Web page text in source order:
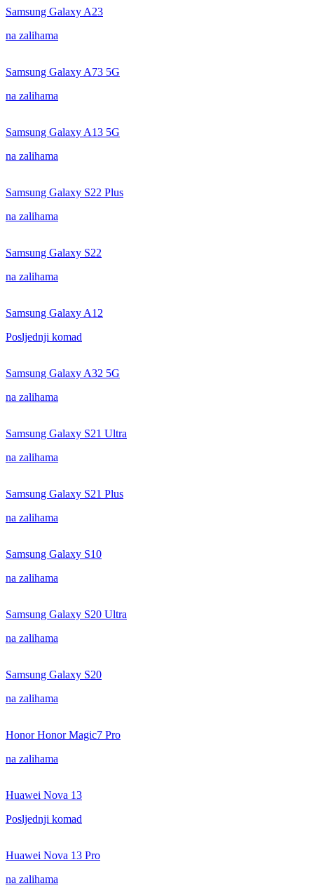
Samsung Galaxy A23
na zalihama
Samsung Galaxy A73 5G
na zalihama
Samsung Galaxy A13 5G
na zalihama
Samsung Galaxy S22 Plus
na zalihama
Samsung Galaxy S22
na zalihama
Samsung Galaxy A12
Posljednji komad
Samsung Galaxy A32 5G
na zalihama
Samsung Galaxy S21 Ultra
na zalihama
Samsung Galaxy S21 Plus
na zalihama
Samsung Galaxy S10
na zalihama
Samsung Galaxy S20 Ultra
na zalihama
Samsung Galaxy S20
na zalihama
Honor Honor Magic7 Pro
na zalihama
Huawei Nova 13
Posljednji komad
Huawei Nova 13 Pro
na zalihama